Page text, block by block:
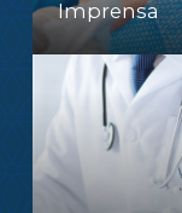
Imprensa